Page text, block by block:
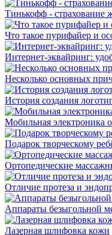
Тинькофф - страхование
Что такое пурифайер и
Интернет-эквайринг:
Несколько основных
История создания
Мобильная электроника
Подарок творческому
Ортопедические
Отличие протеза и
Аппараты безыгольной
Лазерная шлифовка кожи